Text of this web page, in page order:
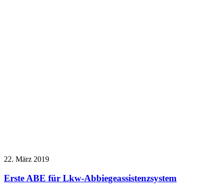
22. März 2019
Erste ABE für Lkw-Abbiegeassistenzsystem